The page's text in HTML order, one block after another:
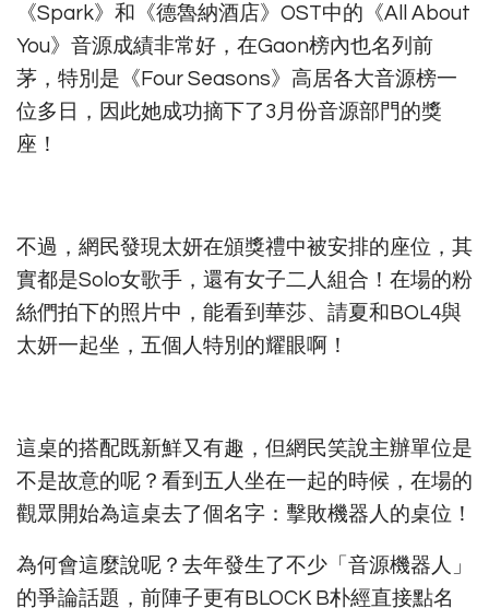
《Spark》和《德魯納酒店》OST中的《All About
You》音源成績非常好，在Gaon榜內也名列前
茅，特別是《Four Seasons》高居各大音源榜一
位多日，因此她成功摘下了3月份音源部門的獎
座！
不過，網民發現太妍在頒獎禮中被安排的座位，其
實都是Solo女歌手，還有女子二人組合！在場的粉
絲們拍下的照片中，能看到華莎、請夏和BOL4與
太妍一起坐，五個人特別的耀眼啊！
這桌的搭配既新鮮又有趣，但網民笑說主辦單位是
不是故意的呢？看到五人坐在一起的時候，在場的
觀眾開始為這桌去了個名字：擊敗機器人的桌位！
為何會這麼說呢？去年發生了不少「音源機器人」
的爭論話題，前陣子更有BLOCK B朴經直接點名